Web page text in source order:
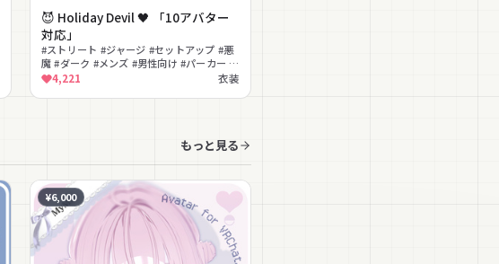
😈 Holiday Devil 🖤 「10アバター
対応」
#ストリート #ジャージ #セットアップ #悪
魔 #ダーク #メンズ #男性向け #パーカー #
デニム #チェーン
4,221 衣装
もっと見る
¥6,000